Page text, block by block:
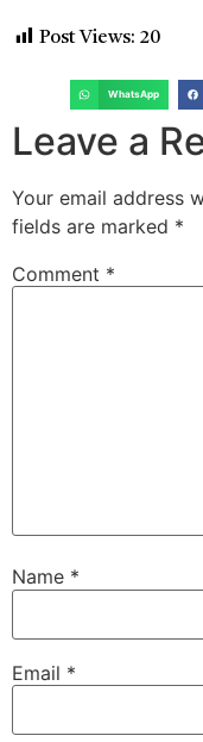
Post Views: 20
WhatsApp
Leave a
Your email address
fields are marked *
Comment *
Name *
Email *